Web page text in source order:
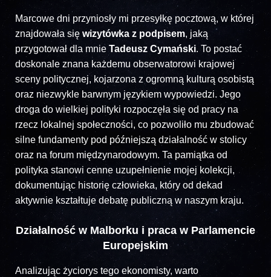
Marcowe dni przyniosły mi przesyłkę pocztową, w której
znajdowała się wizytówka z podpisem, jaką
przygotował dla mnie Tadeusz Cymański. To postać
doskonale znana każdemu obserwatorowi krajowej
sceny politycznej, kojarzona z ogromną kulturą osobistą
oraz niezwykle barwnym językiem wypowiedzi. Jego
droga do wielkiej polityki rozpoczęła się od pracy na
rzecz lokalnej społeczności, co pozwoliło mu zbudować
silne fundamenty pod późniejszą działalność w stolicy
oraz na forum międzynarodowym. Ta pamiątka od
polityka stanowi cenne uzupełnienie mojej kolekcji,
dokumentując historię człowieka, który od dekad
aktywnie kształtuje debatę publiczną w naszym kraju.
Działalność w Malborku i praca w Parlamencie
Europejskim
Analizując życiorys tego ekonomisty, warto